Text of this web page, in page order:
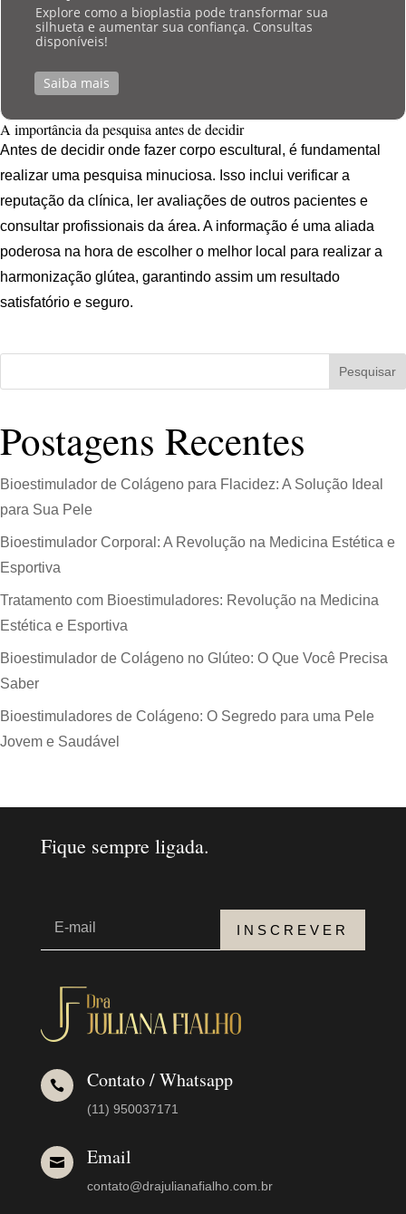
Explore como a bioplastia pode transformar sua
silhueta e aumentar sua confiança. Consultas
disponíveis!
Saiba mais
A importância da pesquisa antes de decidir
Antes de decidir onde fazer corpo escultural, é fundamental
realizar uma pesquisa minuciosa. Isso inclui verificar a
reputação da clínica, ler avaliações de outros pacientes e
consultar profissionais da área. A informação é uma aliada
poderosa na hora de escolher o melhor local para realizar a
harmonização glútea, garantindo assim um resultado
satisfatório e seguro.
Pesquisar
Postagens Recentes
Bioestimulador de Colágeno para Flacidez: A Solução Ideal
para Sua Pele
Bioestimulador Corporal: A Revolução na Medicina Estética e
Esportiva
Tratamento com Bioestimuladores: Revolução na Medicina
Estética e Esportiva
Bioestimulador de Colágeno no Glúteo: O Que Você Precisa
Saber
Bioestimuladores de Colágeno: O Segredo para uma Pele
Jovem e Saudável
Fique sempre ligada.
INSCREVER
 Contato / Whatsapp
(11) 950037171
 Email
contato@drajulianafialho.com.br